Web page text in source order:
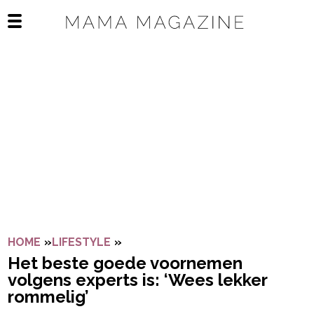
Open het mobiele menu
HOME »LIFESTYLE »
Het beste goede voornemen
volgens experts is: ‘Wees lekker
rommelig’